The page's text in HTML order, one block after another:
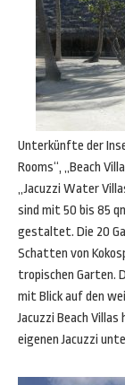
Unterkünfte der
Rooms“, „Beach
„Jacuzzi Water
sind mit 50 bis 85
gestaltet. Die 20
Schatten von
tropischen Garten.
mit Blick auf den
Jacuzzi Beach
eigenen Jacuzzi